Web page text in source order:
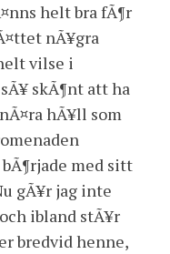
helt bra fÃ¶r
nÃ¥gra
vilse i
skÃ¶nt att ha
hÃ¥ll som
med sitt
gÃ¥r jag inte
ibland stÃ¥r
bredvid henne,